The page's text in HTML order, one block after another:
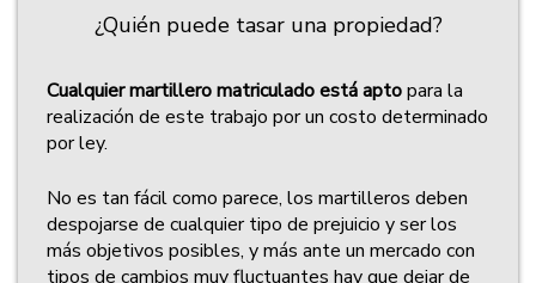
¿Quién puede tasar una propiedad?
Cualquier martillero matriculado está aptopara la
realización de este trabajo por un costo determinado
por ley.
No es tan fácil como parece, los martilleros deben
despojarse de cualquier tipo de prejuicio y ser los
más objetivos posibles, y más ante un mercado con
tipos de cambios muy fluctuantes hay que dejar de